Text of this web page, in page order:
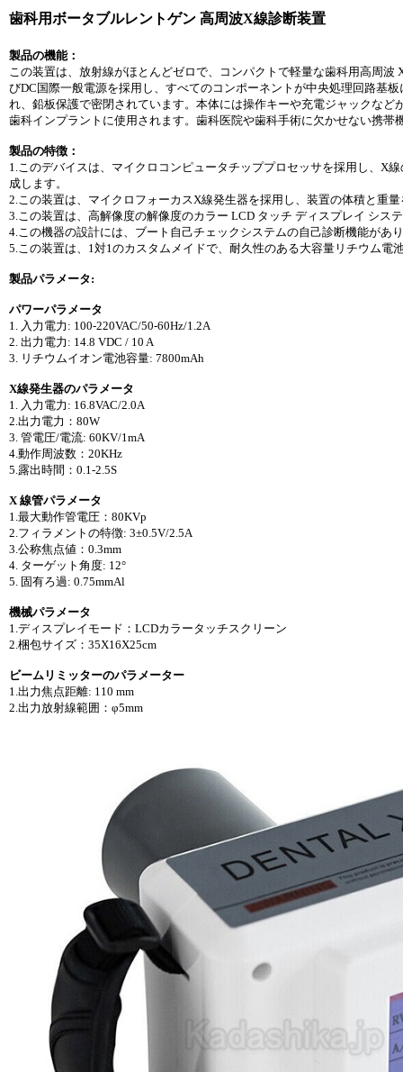
歯科用ボータブルレントゲン 高周波X線診断装置
製品の機能：
この装置は、放射線がほとんどゼロで、コンパクトで軽量な歯科用高周
びDC国際一般電源を採用し、すべてのコンポーネントが中央処理回路基
れ、鉛板保護で密閉されています。本体には操作キーや充電ジャックな
歯科インプラントに使用されます。歯科医院や歯科手術に欠かせない携
製品の特徴：
1.このデバイスは、マイクロコンピュータチッププロセッサを採用し、X
成します。
2.この装置は、マイクロフォーカスX線発生器を採用し、装置の体積と重
3.この装置は、高解像度の解像度のカラー LCD タッチ ディスプレイ シス
4.この機器の設計には、ブート自己チェックシステムの自己診断機能があ
5.この装置は、1対1のカスタムメイドで、耐久性のある大容量リチウム電
製品パラメータ:
パワーパラメータ
1. 入力電力: 100-220VAC/50-60Hz/1.2A
2. 出力電力: 14.8 VDC / 10 A
3. リチウムイオン電池容量: 7800mAh
X線発生器のパラメータ
1. 入力電力: 16.8VAC/2.0A
2.出力電力：80W
3. 管電圧/電流: 60KV/1mA
4.動作周波数：20KHz
5.露出時間：0.1-2.5S
X 線管パラメータ
1.最大動作管電圧：80KVp
2.フィラメントの特徴: 3±0.5V/2.5A
3.公称焦点値：0.3mm
4. ターゲット角度: 12°
5. 固有ろ過: 0.75mmAl
機械パラメータ
1.ディスプレイモード：LCDカラータッチスクリーン
2.梱包サイズ：35X16X25cm
ビームリミッターのパラメーター
1.出力焦点距離: 110 mm
2.出力放射線範囲：φ5mm